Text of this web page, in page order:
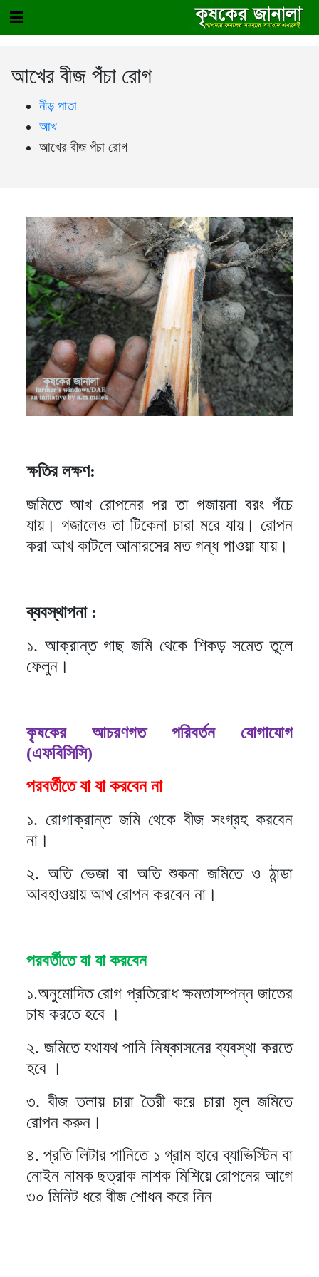
আখের বীজ পঁচা রোগ
নীড় পাতা
আখ
আখের বীজ পঁচা রোগ
ক্ষতির লক্ষণ:
জমিতে আখ রোপনের পর তা গজায়না বরং পঁচে
যায়। গজালেও তা টিকেনা চারা মরে যায়। রোপন
করা আখ কাটলে আনারসের মত গন্ধ পাওয়া যায়।
ব্যবস্থাপনা :
১. আক্রান্ত গাছ জমি থেকে শিকড় সমেত তুলে
ফেলুন।
কৃষকের আচরণগত পরিবর্তন যোগাযোগ
(এফবিসিসি)
পরবর্তীতে যা যা করবেন না
১. রোগাক্রান্ত জমি থেকে বীজ সংগ্রহ করবেন
না।
২. অতি ভেজা বা অতি শুকনা জমিতে ও ঠান্ডা
আবহাওয়ায় আখ রোপন করবেন না।
পরবর্তীতে যা যা করবেন
১.অনুমোদিত রোগ প্রতিরোধ ক্ষমতাসম্পন্ন জাতের
চাষ করতে হবে ।
২. জমিতে যথাযথ পানি নিষ্কাসনের ব্যবস্থা করতে
হবে ।
৩. বীজ তলায় চারা তৈরী করে চারা মূল জমিতে
রোপন করুন।
৪. প্রতি লিটার পানিতে ১ গ্রাম হারে ব্যাভিস্টিন বা
নোইন নামক ছত্রাক নাশক মিশিয়ে রোপনের আগে
৩০ মিনিট ধরে বীজ শোধন করে নিন